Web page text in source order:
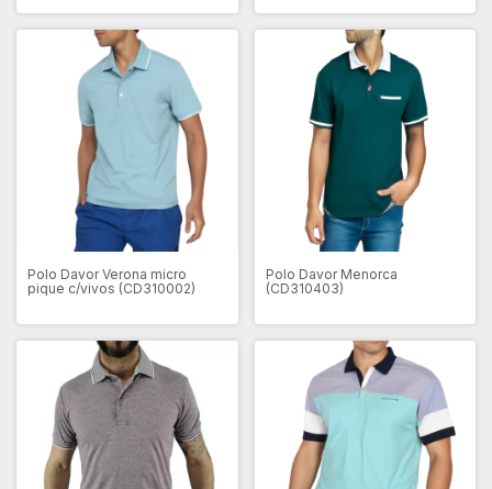
Polo Davor Verona micro
pique c/vivos (CD310002)
Polo Davor Menorca
(CD310403)